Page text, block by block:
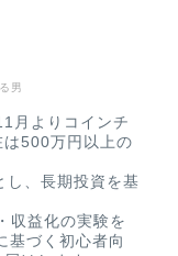
男
月よりコインチ
は500万円以上の
し、長期投資を基
収益化の実験を
基づく初心者向